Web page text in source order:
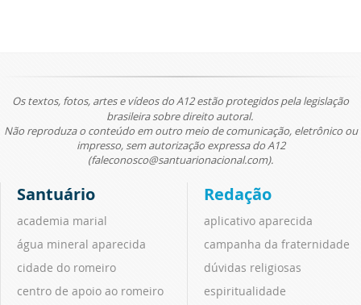
Os textos, fotos, artes e vídeos do A12 estão protegidos pela legislação
brasileira sobre direito autoral.
Não reproduza o conteúdo em outro meio de comunicação, eletrônico ou
impresso, sem autorização expressa do A12
(faleconosco@santuarionacional.com).
Santuário
academia marial
água mineral aparecida
cidade do romeiro
centro de apoio ao romeiro
Redação
aplicativo aparecida
campanha da fraternidade
dúvidas religiosas
espiritualidade